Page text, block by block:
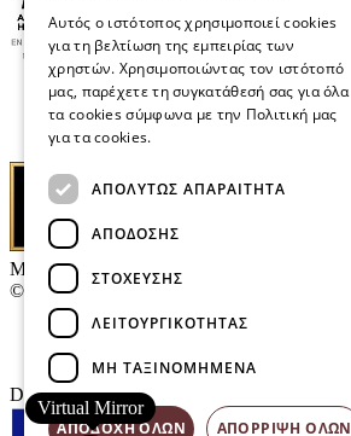
Μαρκάκης Οπτικά
© 2026
Επικοινωνία
E-Volution Awards
Designed & developed by
Virtual Mirror
Αυτός ο ιστότοπος χρησιμοποιεί cookies
για τη βελτίωση της εμπειρίας των
χρηστών. Χρησιμοποιώντας τον ιστότοπό
μας, παρέχετε τη συγκατάθεσή σας για όλα
τα cookies σύμφωνα με την Πολιτική μας
για τα cookies.
ΑΠΟΛΎΤΩΣ ΑΠΑΡΑΊΤΗΤΑ
ΑΠΌΔΟΣΗΣ
ΣΤΌΧΕΥΣΗΣ
ΛΕΙΤΟΥΡΓΙΚΌΤΗΤΑΣ
ΜΗ ΤΑΞΙΝΟΜΗΜΈΝΑ
ΑΠΟΔΟΧΉ ΌΛΩΝ ΑΠΌΡΡΙΨΗ ΌΛΩΝ